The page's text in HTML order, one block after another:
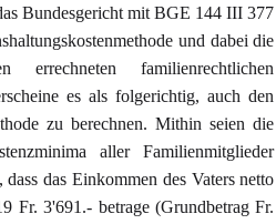
Bundesgericht mit BGE 144 III 377
und dabei die
errechneten familienrechtlichen
es als folgerichtig, auch den
zu berechnen. Mithin seien die
aller Familienmitglieder
das Einkommen des Vaters netto
Fr. 3'691.- betrage (Grundbetrag Fr.